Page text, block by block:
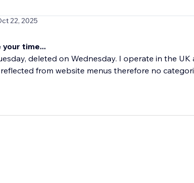
22, 2025
time...
deleted on Wednesday. I operate in the
from website menus therefore no